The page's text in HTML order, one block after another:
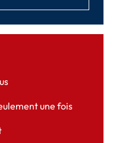
une fois